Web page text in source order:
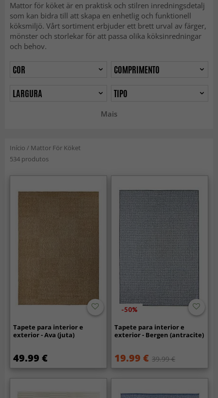
Mattor för köket är en praktisk och stilren inredningsdetalj
som kan bidra till att skapa en enhetlig och funktionell
köksmiljö. Vårt sortiment erbjuder ett brett urval av färger,
mönster och storlekar för att passa olika köksinredningar
och behov.
Mais
COR
COMPRIMENTO
LARGURA
TIPO
Início / Mattor För Köket
534 produtos
Tapete para interior e
exterior - Ava (juta)
49.99 €
-50%
Tapete para interior e
exterior - Bergen (antracite)
19.99 € 39.99 €